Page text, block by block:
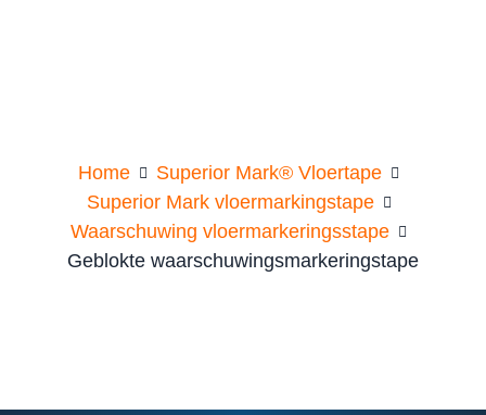
Home
Superior Mark® Vloertape
Superior Mark vloermarkingstape
Waarschuwing vloermarkeringsstape
Geblokte waarschuwingsmarkeringstape